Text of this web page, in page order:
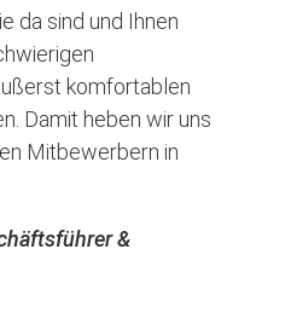
da sind und Ihnen
komfortablen
Damit heben wir uns
Mitbewerbern in
&